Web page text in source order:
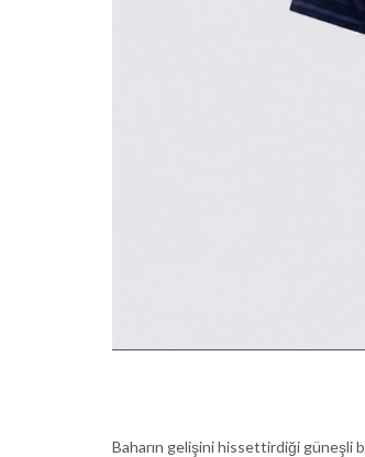
Baharın gelişini hissettirdiği güneşli